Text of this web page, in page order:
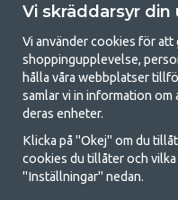
GetCamping.se
Att campa kan antingen vara
för ett gemensamt äventyr.
Vi skräddarsyr din
Vi använder cookies för att
shoppingupplevelse,
hålla våra webbplatser
samlar vi in information om
deras enheter.
Klicka på "Okej" om du
cookies du tillåter och vilka
"Inställningar" nedan.